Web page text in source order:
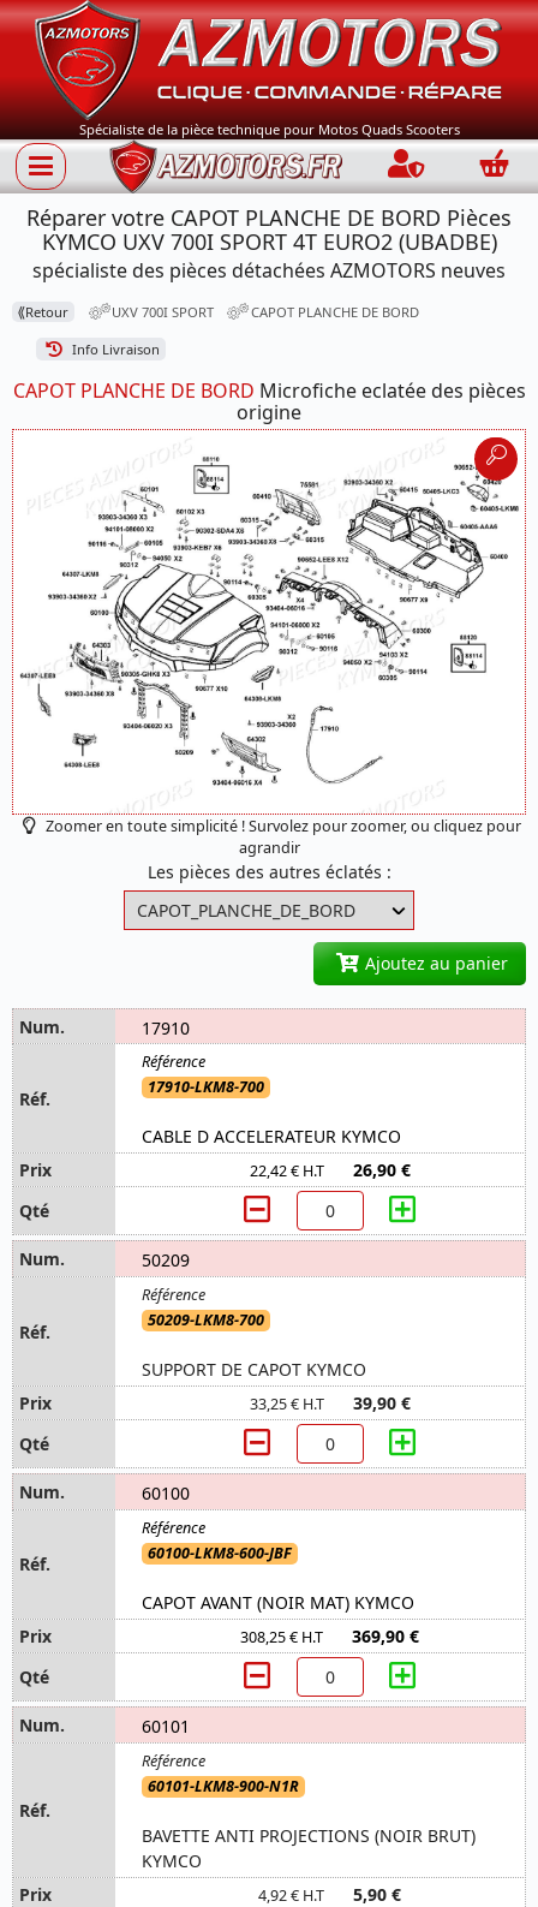
Spécialiste de la pièce technique pour Motos Quads Scooters
Connection
Réparer votre CAPOT PLANCHE DE BORD Pièces
KYMCO UXV 700I SPORT 4T EURO2 (UBADBE)
spécialiste des pièces détachées AZMOTORS neuves
⟪Retour UXV 700I SPORT CAPOT PLANCHE DE BORD
Info Livraison
CAPOT PLANCHE DE BORD Microfiche eclatée des pièces
origine
Zoomer en toute simplicité ! Survolez pour zoomer, ou cliquez pour
agrandir
Les pièces des autres éclatés :
Ajoutez au panier
17910
17910-LKM8-700
CABLE D ACCELERATEUR KYMCO
22,42 € H.T 26,90 €
50209
50209-LKM8-700
SUPPORT DE CAPOT KYMCO
33,25 € H.T 39,90 €
60100
60100-LKM8-600-JBF
CAPOT AVANT (NOIR MAT) KYMCO
308,25 € H.T 369,90 €
60101
60101-LKM8-900-N1R
BAVETTE ANTI PROJECTIONS (NOIR BRUT)
KYMCO
4,92 € H.T 5,90 €